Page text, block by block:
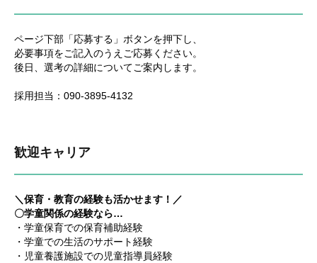
ページ下部「応募する」ボタンを押下し、
必要事項をご記入のうえご応募ください。
後日、選考の詳細についてご案内します。
採用担当：090-3895-4132
歓迎キャリア
＼保育・教育の経験も活かせます！／
〇学童関係の経験なら…
・学童保育での保育補助経験
・学童での生活のサポート経験
・児童養護施設での児童指導員経験